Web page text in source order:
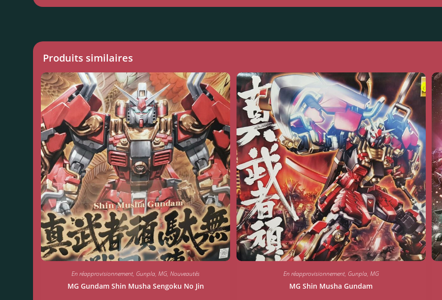
Produits similaires
En réapprovisionnement, Gunpla,MG,Nouveautés
MG Gundam Shin Musha Sengoku No Jin
En réapprovisionnement, Gunpla, MG
MG Shin Musha Gundam